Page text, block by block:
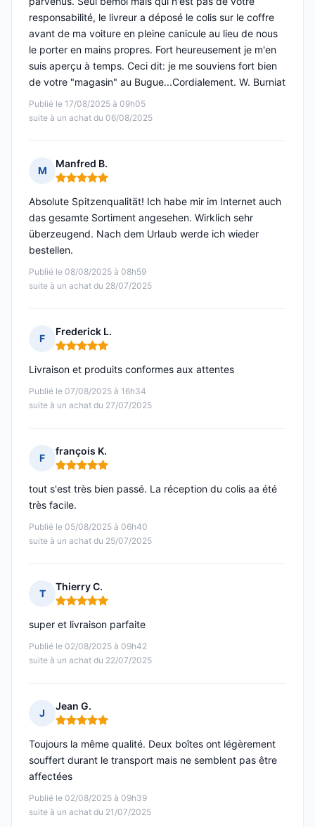
Publié le 17/08/2025 à 09h05
suite à un achat du 06/08/2025
responsabilité, le livreur a déposé le colis sur le coffre
avant de ma voiture en pleine canicule au lieu de nous
le porter en mains propres. Fort heureusement je m'en
suis aperçu à temps. Ceci dit: je me souviens fort bien
de votre "magasin" au Bugue...Cordialement. W. Burniat
M
Manfred B.
Note : 5 sur 5
Publié le 08/08/2025 à 08h59
suite à un achat du 28/07/2025
Absolute Spitzenqualität! Ich habe mir im Internet auch
das gesamte Sortiment angesehen. Wirklich sehr
überzeugend. Nach dem Urlaub werde ich wieder
bestellen.
F
Frederick L.
Note : 5 sur 5
Publié le 07/08/2025 à 16h34
suite à un achat du 27/07/2025
Livraison et produits conformes aux attentes
F
françois K.
Note : 5 sur 5
Publié le 05/08/2025 à 06h40
suite à un achat du 25/07/2025
tout s'est très bien passé. La réception du colis aa été
très facile.
T
Thierry C.
Note : 5 sur 5
Publié le 02/08/2025 à 09h42
suite à un achat du 22/07/2025
super et livraison parfaite
J
Jean G.
Note : 5 sur 5
Publié le 02/08/2025 à 09h39
suite à un achat du 21/07/2025
Toujours la même qualité. Deux boîtes ont légèrement
souffert durant le transport mais ne semblent pas être
affectées